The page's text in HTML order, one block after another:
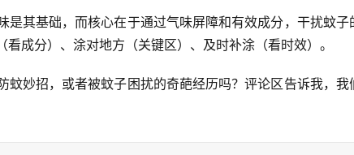
是其基础，而核心在于通过气味屏障和有效成分，干扰蚊子
看成分）、涂对地方（关键区）、及时补涂（看时效） 。
蚊妙招，或者被蚊子困扰的奇葩经历吗？评论区告诉我，我